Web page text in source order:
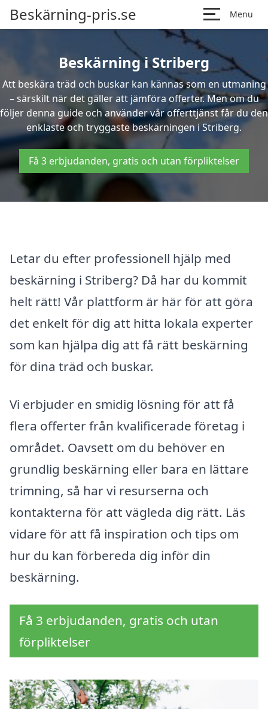
Beskärning-pris.se Menu
Beskärning i Striberg
Att beskära träd och buskar kan kännas som en utmaning
– särskilt när det gäller att jämföra offerter. Men om du
följer denna guide och använder vår offerttjänst får du den
enklaste och tryggaste beskärningen i Striberg.
Få 3 erbjudanden, gratis och utan förpliktelser
Letar du efter professionell hjälp med
beskärning i Striberg? Då har du kommit
helt rätt! Vår plattform är här för att göra
det enkelt för dig att hitta lokala experter
som kan hjälpa dig att få rätt beskärning
för dina träd och buskar.
Vi erbjuder en smidig lösning för att få
flera offerter från kvalificerade företag i
området. Oavsett om du behöver en
grundlig beskärning eller bara en lättare
trimning, så har vi resurserna och
kontakterna för att vägleda dig rätt. Läs
vidare för att få inspiration och tips om
hur du kan förbereda dig inför din
beskärning.
Få 3 erbjudanden, gratis och utan
förpliktelser